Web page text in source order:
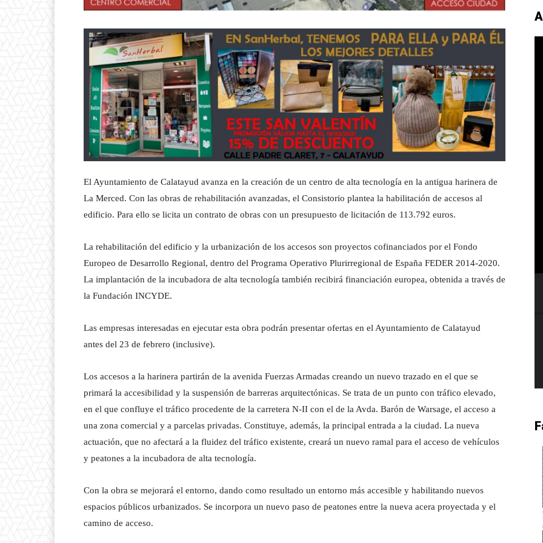
El Ayuntamiento de Calatayud avanza en la creación de un centro de alta tecnología en la antigua harinera de
La Merced. Con las obras de rehabilitación avanzadas, el Consistorio plantea la habilitación de accesos al
edificio. Para ello se licita un contrato de obras con un presupuesto de licitación de 113.792 euros.
La rehabilitación del edificio y la urbanización de los accesos son proyectos cofinanciados por el Fondo
Europeo de Desarrollo Regional, dentro del Programa Operativo Plurirregional de España FEDER 2014-2020.
La implantación de la incubadora de alta tecnología también recibirá financiación europea, obtenida a través de
la Fundación INCYDE.
Las empresas interesadas en ejecutar esta obra podrán presentar ofertas en el Ayuntamiento de Calatayud
antes del 23 de febrero (inclusive).
Los accesos a la harinera partirán de la avenida Fuerzas Armadas creando un nuevo trazado en el que se
primará la accesibilidad y la suspensión de barreras arquitectónicas. Se trata de un punto con tráfico elevado,
en el que confluye el tráfico procedente de la carretera N-II con el de la Avda. Barón de Warsage, el acceso a
una zona comercial y a parcelas privadas. Constituye, además, la principal entrada a la ciudad. La nueva
actuación, que no afectará a la fluidez del tráfico existente, creará un nuevo ramal para el acceso de vehículos
y peatones a la incubadora de alta tecnología.
Con la obra se mejorará el entorno, dando como resultado un entorno más accesible y habilitando nuevos
espacios públicos urbanizados. Se incorpora un nuevo paso de peatones entre la nueva acera proyectada y el
camino de acceso.